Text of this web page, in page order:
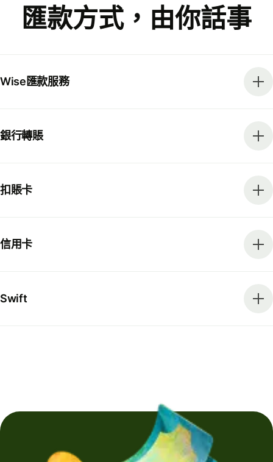
匯款方式，由你話事
Wise匯款服務
銀行轉賬
扣賬卡
信用卡
Swift